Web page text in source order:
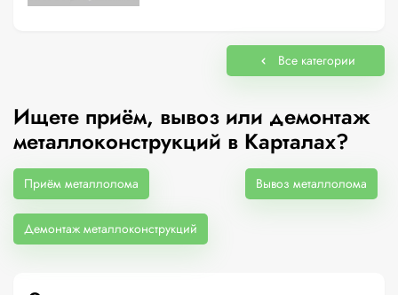
Все категории
Ищете приём, вывоз или демонтаж
металлоконструкций в Карталах?
Приём металлолома Вывоз металлолома
Демонтаж металлоконструкций